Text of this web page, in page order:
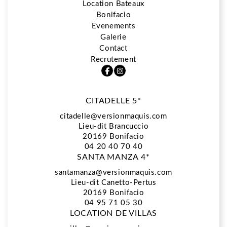
5*
Restaurant La Vista
Spa Biologique Recherche
Location Bateaux
Bonifacio
Location Bateaux
Bonifacio
Evenements
Galerie
Contact
Recrutement
CITADELLE 5*
citadelle@versionmaquis.com
Lieu-dit Brancuccio
20169 Bonifacio
04 20 40 70 40
SANTA MANZA 4*
santamanza@versionmaquis.com
Lieu-dit Canetto-Pertus
20169 Bonifacio
04 95 71 05 30
LOCATION DE VILLAS